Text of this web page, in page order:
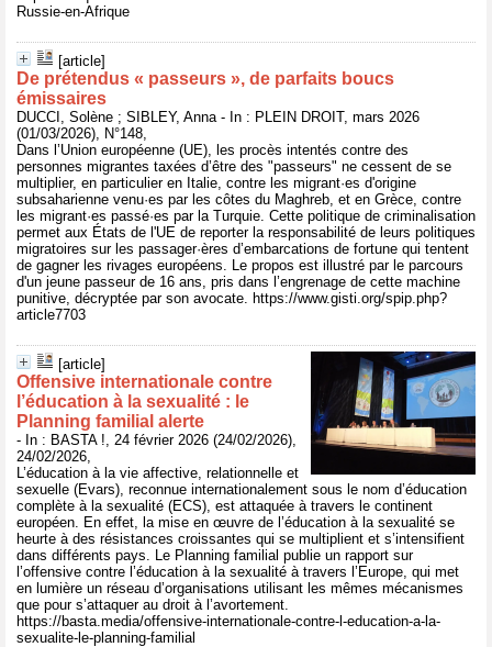
Russie-en-Afrique
[article]
De prétendus « passeurs », de parfaits boucs
émissaires
DUCCI, Solène ; SIBLEY, Anna - In : PLEIN DROIT, mars 2026
(01/03/2026), N°148,
Dans l’Union européenne (UE), les procès intentés contre des
personnes migrantes taxées d’être des "passeurs" ne cessent de se
multiplier, en particulier en Italie, contre les migrant·es d'origine
subsaharienne venu·es par les côtes du Maghreb, et en Grèce, contre
les migrant·es passé·es par la Turquie. Cette politique de criminalisation
permet aux États de l'UE de reporter la responsabilité de leurs politiques
migratoires sur les passager·ères d’embarcations de fortune qui tentent
de gagner les rivages européens. Le propos est illustré par le parcours
d'un jeune passeur de 16 ans, pris dans l’engrenage de cette machine
punitive, décryptée par son avocate. https://www.gisti.org/spip.php?
article7703
[article]
Offensive internationale contre
l’éducation à la sexualité : le
Planning familial alerte
- In : BASTA !, 24 février 2026 (24/02/2026),
24/02/2026,
L’éducation à la vie affective, relationnelle et
sexuelle (Evars), reconnue internationalement sous le nom d’éducation
complète à la sexualité (ECS), est attaquée à travers le continent
européen. En effet, la mise en œuvre de l’éducation à la sexualité se
heurte à des résistances croissantes qui se multiplient et s’intensifient
dans différents pays. Le Planning familial publie un rapport sur
l’offensive contre l’éducation à la sexualité à travers l’Europe, qui met
en lumière un réseau d’organisations utilisant les mêmes mécanismes
que pour s’attaquer au droit à l’avortement.
https://basta.media/offensive-internationale-contre-l-education-a-la-
sexualite-le-planning-familial